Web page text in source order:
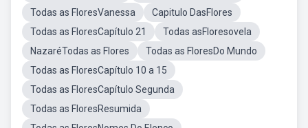
Todas as FloresVanessa
Capitulo DasFlores
Todas as FloresCapítulo 21
Todas asFloresovela
NazaréTodas as Flores
Todas as FloresDo Mundo
Todas as FloresCapítulo 10 a 15
Todas as FloresCapítulo Segunda
Todas as FloresResumida